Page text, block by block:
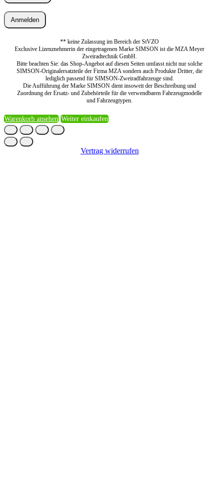
Anmelden
** keine Zulassung im Bereich der StVZO
Exclusive Lizenznehmerin der eingetragenen Marke SIMSON ist die MZA Meyer
Zweiradtechnik GmbH.
Bitte beachten Sie: das Shop-Angebot auf diesen Seiten umfasst nicht nur solche
SIMSON-Originalersatzteile der Firma MZA sondern auch Produkte Dritter, die
lediglich passend für SIMSON-Zweiradfahrzeuge sind.
Die Aufführung der Marke SIMSON dient insoweit der Beschreibung und
Zuordnung der Ersatz- und Zubehörteile für die verwendbaren Fahrzeugmodelle
und Fahrzeugtypen.
Warenkorb ansehen Weiter einkaufen
Vertrag widerrufen